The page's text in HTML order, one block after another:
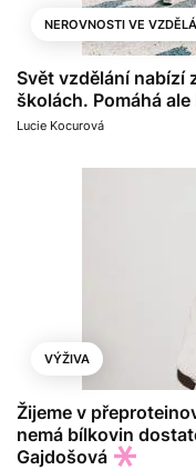
NEROVNOSTI VE
Svět vzdělání nabízí
školách. Pomáhá
Lucie Kocurová
VÝŽIVA
Žijeme v
nemá bílkovin
Gajdošová